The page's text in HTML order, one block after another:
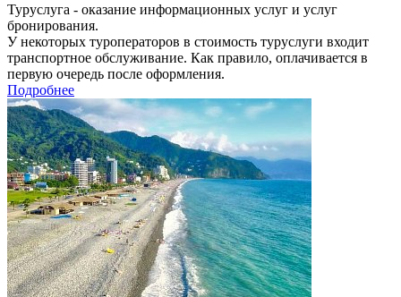
Туруслуга - оказание информационных услуг и услуг
бронирования.
У некоторых туроператоров в стоимость туруслуги входит
транспортное обслуживание. Как правило, оплачивается в
первую очередь после оформления.
Подробнее